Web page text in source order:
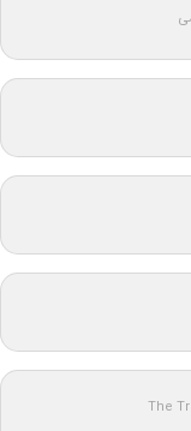
The